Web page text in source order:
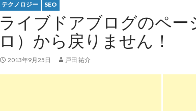
テクノロジー SEO
ライブドアブログのペ
ロ）から戻りません！
2013年9月25日 戸田 祐介